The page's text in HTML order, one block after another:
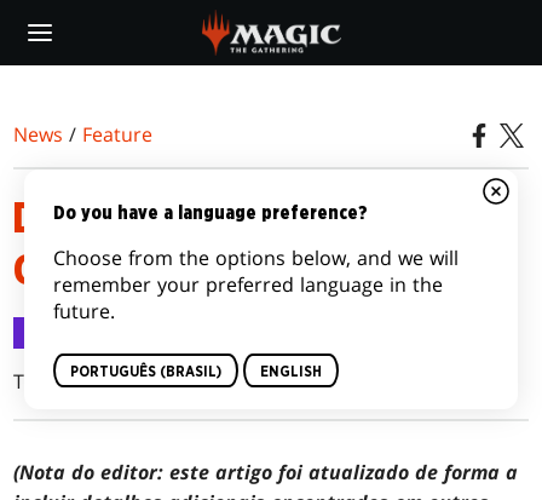
main
News / Feature
DOMINÁRIA UNIDA - VISÃO
GERAL DO PRODUTO
Tim Brown
(Nota do editor: este artigo foi atualizado de forma a
Do you have a language preference?
Choose from the options below, and we will
remember your preferred language in the
future.
PORTUGUÊS (BRASIL) ENGLISH